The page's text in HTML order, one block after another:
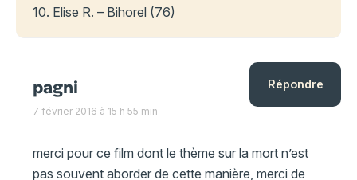
10. Elise R. – Bihorel (76)
pagni
7 février 2016 à 15 h 55 min
merci pour ce film dont le thème sur la mort n’est
pas souvent aborder de cette manière, merci de
Répondre